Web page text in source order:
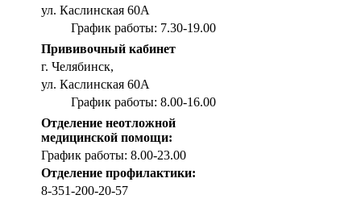
ул. Каслинская 60А
График работы: 7.30-19.00
Прививочный кабинет
г. Челябинск,
ул. Каслинская 60А
График работы: 8.00-16.00
Отделение неотложной
медицинской помощи:
График работы: 8.00-23.00
Отделение профилактики:
8-351-200-20-57